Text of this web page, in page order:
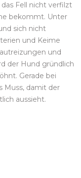
Fell nicht verfilzt
bekommt. Unter
sich nicht
und Keime
und
der Hund gründlich
Gerade bei
Muss, damit der
aussieht.